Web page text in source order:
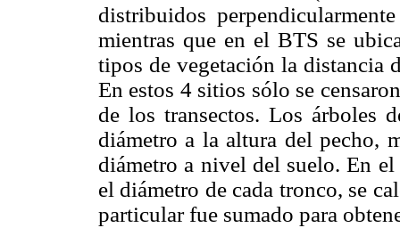
distribuidos
mientras que en el BTS se
tipos de vegetación la distancia
En estos 4 sitios sólo se
de los transectos. Los árboles
diámetro a la altura del pecho,
diámetro a nivel del suelo. En
el diámetro de cada tronco, se
particular fue sumado para